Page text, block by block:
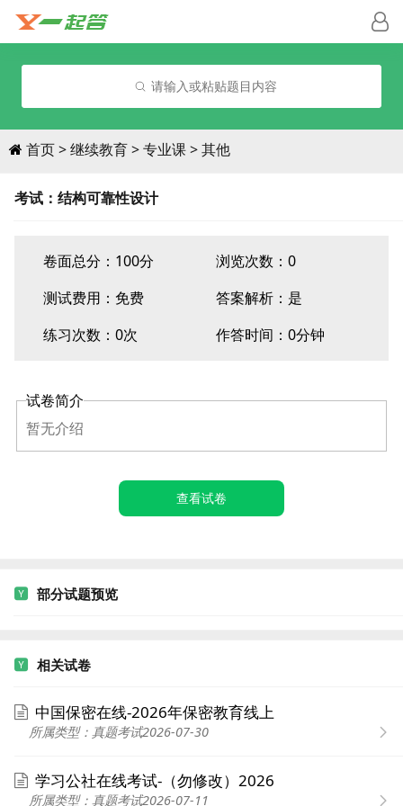
请输入或粘贴题目内容
首页 继续教育 专业课 其他
考试：结构可靠性设计
卷面总分：100分
浏览次数：0
测试费用： 免费
答案解析：是
练习次数：0次
作答时间：0分钟
试卷简介
暂无介绍
查看试卷
部分试题预览
相关试卷
中国保密在线-2026年保密教育线上
所属类型：真题考试2026-07-30
学习公社在线考试-（勿修改）2026
所属类型：真题考试2026-07-11